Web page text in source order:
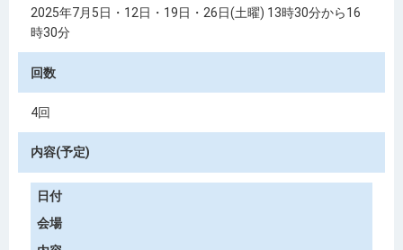
2025年7月5日・12日・19日・26日(土曜) 13時30分から16
時30分
回数
4回
内容(予定)
日付
会場